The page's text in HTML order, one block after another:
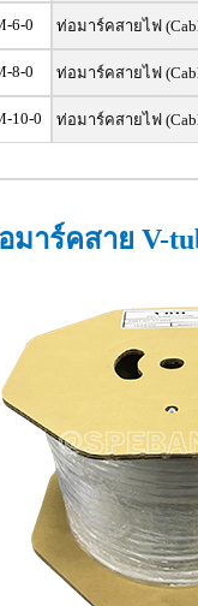
6-0 ท่อมาร์คสายไฟ
8-0 ท่อมาร์คสายไฟ
10-0 ท่อมาร์คสายไฟ
มาร์คสาย V-